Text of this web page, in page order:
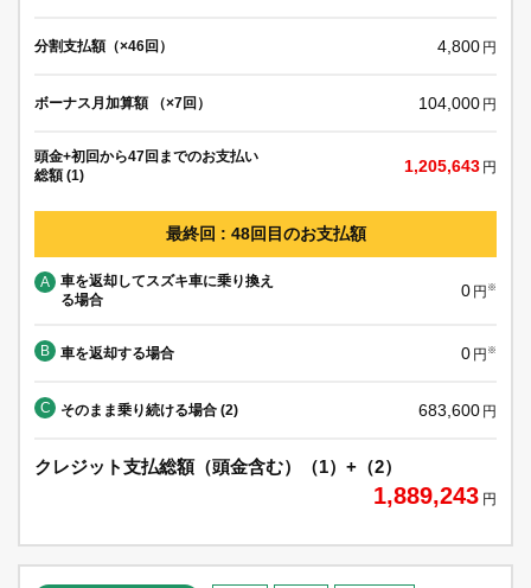
分割支払額（×46回） 4,800 円
ボーナス月加算額 （×7回） 104,000 円
頭金+初回から47回までのお支払い
総額 (1)
1,205,643 円
最終回 : 48回目のお支払額
A
車を返却してスズキ車に乗り換え
る場合
0 円 ※
B 車を返却する場合 0 円 ※
C そのまま乗り続ける場合 (2) 683,600 円
クレジット支払総額（頭金含む）（1）+（2）
1,889,243 円